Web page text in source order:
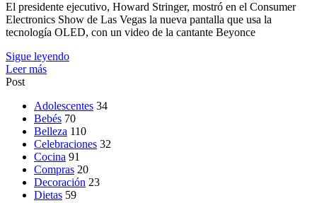
El presidente ejecutivo, Howard Stringer, mostró en el Consumer
Electronics Show de Las Vegas la nueva pantalla que usa la
tecnología OLED, con un video de la cantante Beyonce
Sigue leyendo
Leer más
Post
Adolescentes 34
Bebés 70
Belleza 110
Celebraciones 32
Cocina 91
Compras 20
Decoración 23
Dietas 59